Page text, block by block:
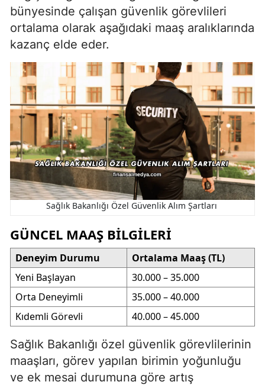
bünyesinde çalışan güvenlik görevlileri
ortalama olarak aşağıdaki maaş aralıklarında
kazanç elde eder.
Sağlık Bakanlığı Özel Güvenlik Alım Şartları
GÜNCEL MAAŞ BILGILERI
Deneyim Durumu
Ortalama Maaş (TL)
Yeni Başlayan
30.000 – 35.000
Orta Deneyimli
35.000 – 40.000
Kıdemli Görevli
40.000 – 45.000
Sağlık Bakanlığı özel güvenlik görevlilerinin
maaşları, görev yapılan birimin yoğunluğu
ve ek mesai durumuna göre artış